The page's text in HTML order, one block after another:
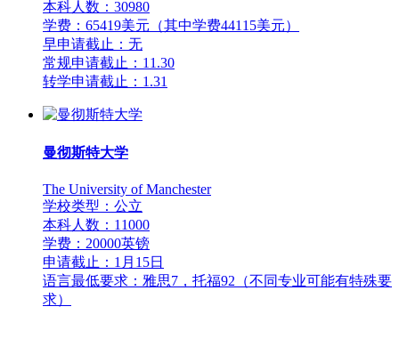
本科人数：30980
学费：65419美元（其中学费44115美元）
早申请截止：无
常规申请截止：11.30
转学申请截止：1.31
曼彻斯特大学
The University of Manchester
学校类型：公立
本科人数：11000
学费：20000英镑
申请截止：1月15日
语言最低要求：雅思7，托福92（不同专业可能有特殊要
求）